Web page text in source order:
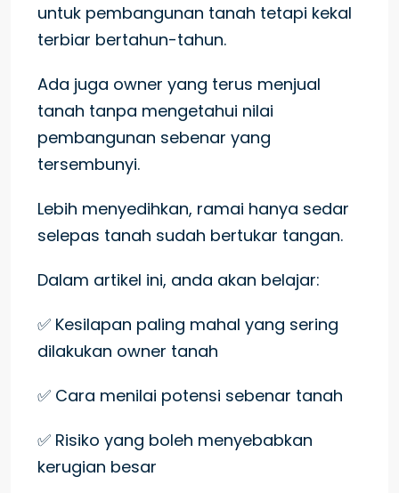
untuk pembangunan tanah tetapi kekal
terbiar bertahun-tahun.
Ada juga owner yang terus menjual
tanah tanpa mengetahui nilai
pembangunan sebenar yang
tersembunyi.
Lebih menyedihkan, ramai hanya sedar
selepas tanah sudah bertukar tangan.
Dalam artikel ini, anda akan belajar:
✅ Kesilapan paling mahal yang sering
dilakukan owner tanah
✅ Cara menilai potensi sebenar tanah
✅ Risiko yang boleh menyebabkan
kerugian besar